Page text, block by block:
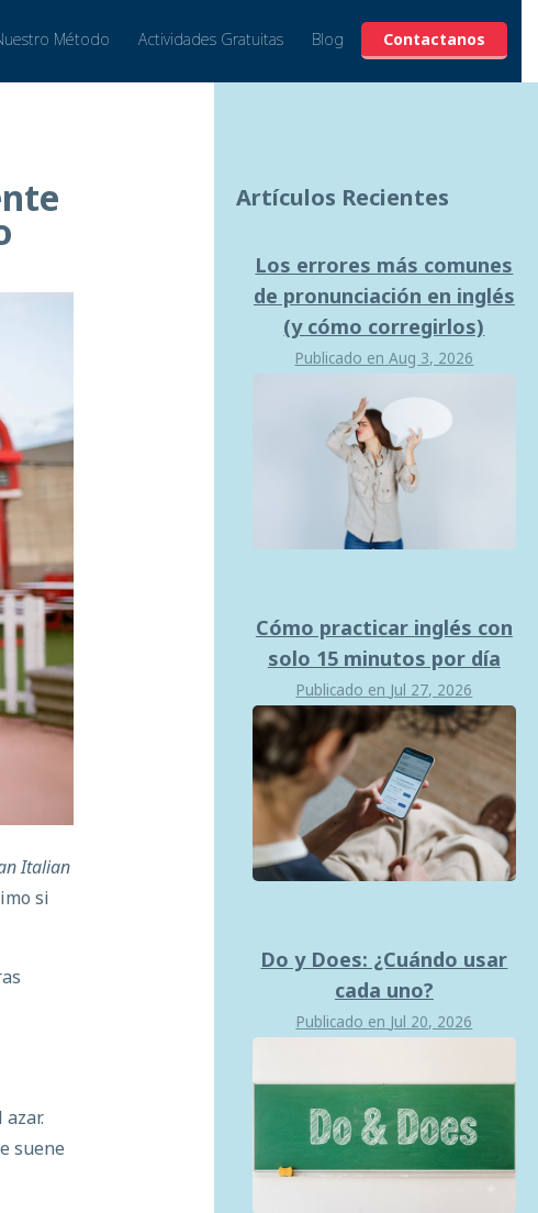
Método Actividades Gratuitas Blog Contactanos
Italian
si
azar.
suene
Artículos Recientes
Los errores más comunes
de pronunciación en inglés
(y cómo corregirlos)
Publicado en Aug 3, 2026
Cómo practicar inglés con
solo 15 minutos por día
Publicado en Jul 27, 2026
Do y Does: ¿Cuándo usar
cada uno?
Publicado en Jul 20, 2026